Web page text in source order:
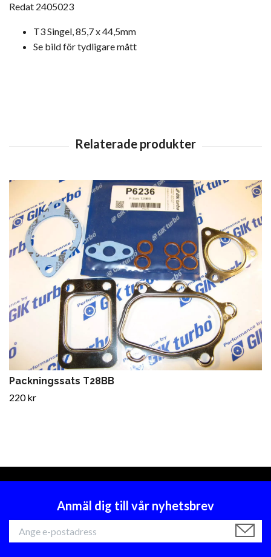
Redat 2405023
T3 Singel, 85,7 x 44,5mm
Se bild för tydligare mått
Packningssats T28BB
220 kr
Anmäl dig till vår nyhetsbrev